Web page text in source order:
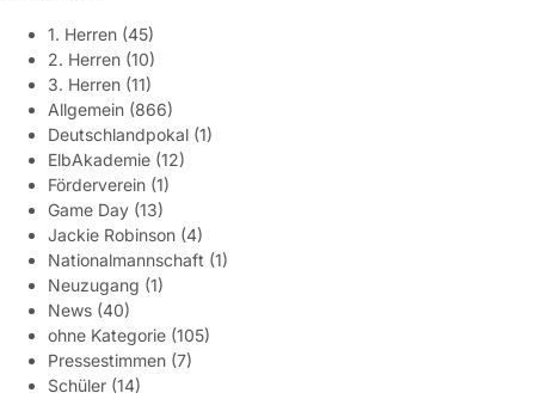
1. Herren (45)
2. Herren (10)
3. Herren (11)
Allgemein (866)
Deutschlandpokal (1)
ElbAkademie (12)
Förderverein (1)
Game Day (13)
Jackie Robinson (4)
Nationalmannschaft (1)
Neuzugang (1)
News (40)
ohne Kategorie (105)
Pressestimmen (7)
Schüler (14)